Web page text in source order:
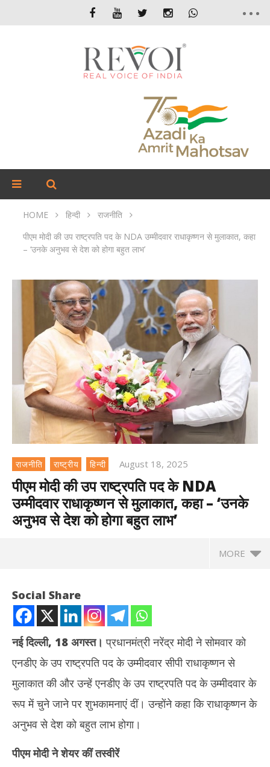
HOME हिन्दी
राजनीति
पीएम मोदी की उप राष्ट्रपति पद के NDA उम्मीदवार राधाकृष्णन से मुलाकात, कहा
– ‘उनके अनुभव से देश को होगा बहुत लाभ’
राजनीति राष्ट्रीय हिन्दी August 18, 2025
पीएम मोदी की उप राष्ट्रपति पद के NDA
उम्मीदवार राधाकृष्णन से मुलाकात, कहा – ‘उनके
अनुभव से देश को होगा बहुत लाभ’
MORE
पीएम मोदी की उप राष्ट्रपति पद के NDA उम्मीदवार राधाकृष्णन से मुलाकात, कहा
Social Share
नई दिल्ली, 18 अगस्त। प्रधानमंत्री नरेंद्र मोदी ने सोमवार को
एनडीए के उप राष्ट्रपति पद के उम्मीदवार सीपी राधाकृष्णन से
मुलाकात की और उन्हें एनडीए के उप राष्ट्रपति पद के उम्मीदवार के
रूप में चुने जाने पर शुभकामनाएं दीं। उन्होंने कहा कि राधाकृष्णन के
अनुभव से देश को बहुत लाभ होगा।
पीएम मोदी ने शेयर कीं तस्वीरें